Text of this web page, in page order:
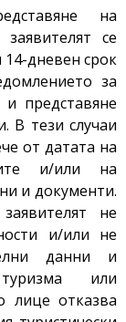
на
се
дневен срок
за
представяне
В тези случаи
от датата на
и/или на
и документи.
не
и/или не
данни и
или
лице отказва